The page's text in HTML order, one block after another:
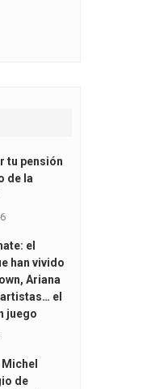
tu pensión
de la
el
han vivido
Ariana
el
juego
de